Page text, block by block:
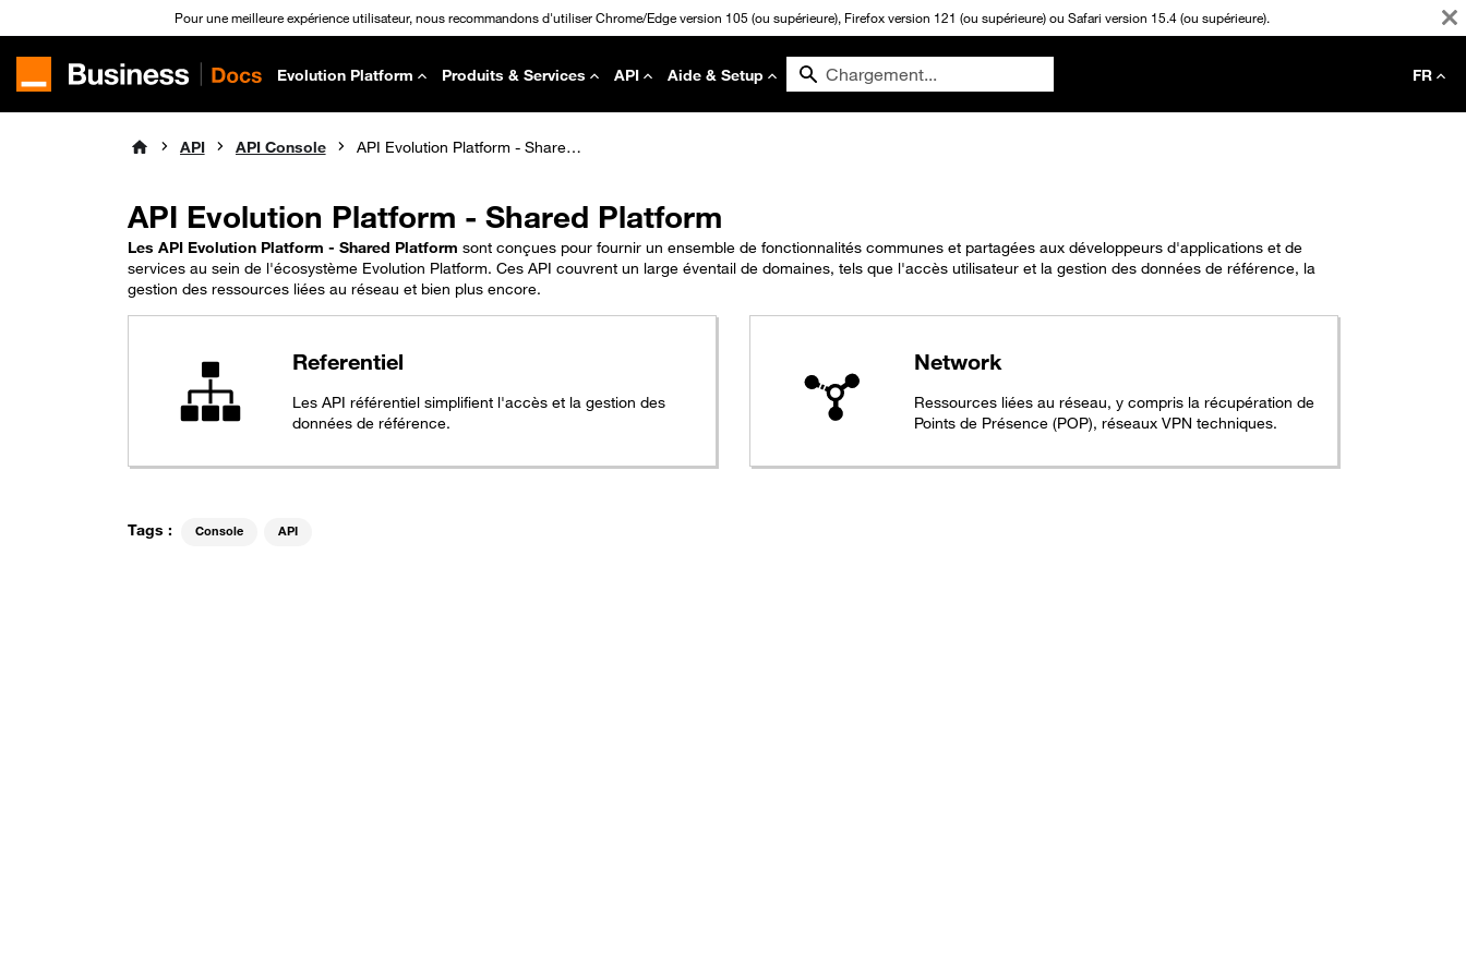
Pour une meilleure expérience utilisateur, nous recommandons d'utiliser Chrome/Edge version 105 (ou supérieure), Firefox version 121 (ou supérieure) ou Safari version 15.4 (ou supérieure).
Evolution Platform Produits & Services API Aide & Setup FR
API API Console API Evolution Platform - Shared Platform
API Evolution Platform - Shared Platform
Les API Evolution Platform - Shared Platform sont conçues pour fournir un ensemble de fonctionnalités communes et partagées aux développeurs d'applications et de
services au sein de l'écosystème Evolution Platform. Ces API couvrent un large éventail de domaines, tels que l'accès utilisateur et la gestion des données de référence, la
gestion des ressources liées au réseau et bien plus encore.
Referentiel
Les API référentiel simplifient l'accès et la gestion des
données de référence.
Network
Ressources liées au réseau, y compris la récupération de
Points de Présence (POP), réseaux VPN techniques.
Tags : Console API